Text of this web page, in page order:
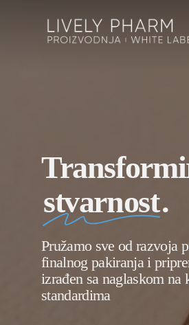
stvarnost.
Pružamo sve od razvoja
finalnog pakiranja i
izrađen sa naglaskom
standardima